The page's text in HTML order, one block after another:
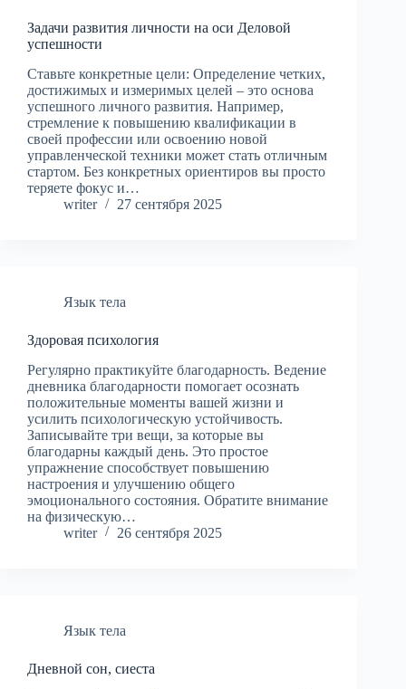
Задачи развития личности на оси Деловой
успешности
Ставьте конкретные цели: Определение четких,
достижимых и измеримых целей – это основа
успешного личного развития. Например,
стремление к повышению квалификации в
своей профессии или освоению новой
управленческой техники может стать отличным
стартом. Без конкретных ориентиров вы просто
теряете фокус и…
writer
27 сентября 2025
Язык тела
Здоровая психология
Регулярно практикуйте благодарность. Ведение
дневника благодарности помогает осознать
положительные моменты вашей жизни и
усилить психологическую устойчивость.
Записывайте три вещи, за которые вы
благодарны каждый день. Это простое
упражнение способствует повышению
настроения и улучшению общего
эмоционального состояния. Обратите внимание
на физическую…
writer
26 сентября 2025
Язык тела
Дневной сон, сиеста